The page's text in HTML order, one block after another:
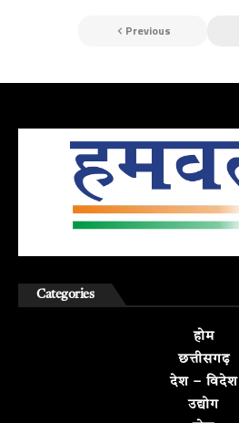
Previous
Categories
होम
छत्तीसगढ़
देश – विदेश
उद्योग